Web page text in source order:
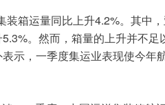
装箱运量同比上升4.2%。其中
5.3%。然而，箱量的上升并不
表示，一季度集运业表现使今年